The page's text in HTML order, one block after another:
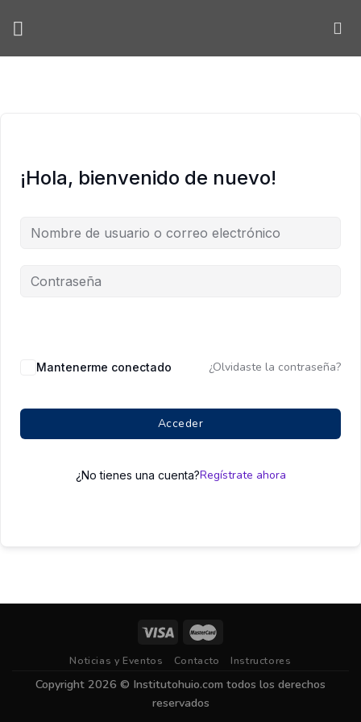
¡Hola, bienvenido de nuevo!
Mantenerme conectado ¿Olvidaste la contraseña?
Acceder
¿No tienes una cuenta?Regístrate ahora
Noticias y Eventos Contacto Instructores
Copyright 2026 © Institutohuio.com todos los derechos
reservados